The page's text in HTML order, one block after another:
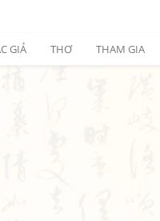
GIẢ THƠ THAM GIA